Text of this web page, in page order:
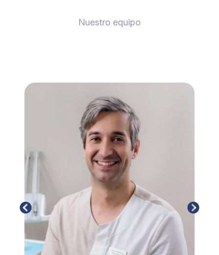
Nuestro equipo